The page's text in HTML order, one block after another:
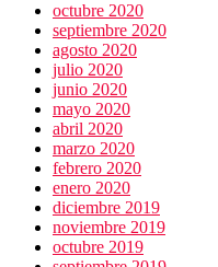
octubre 2020
septiembre 2020
agosto 2020
julio 2020
junio 2020
mayo 2020
abril 2020
marzo 2020
febrero 2020
enero 2020
diciembre 2019
noviembre 2019
octubre 2019